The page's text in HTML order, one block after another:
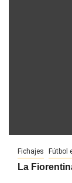
Fichajes Fútbol
La